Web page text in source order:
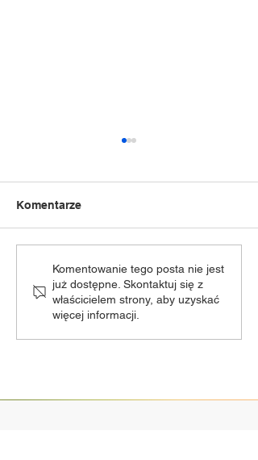
XXXVI Ogólnopolski
Festiwal Teatrów
Dziecięcych i
Młodzieżowych HECA
2026
Komentarze
Komentowanie tego posta nie jest
już dostępne. Skontaktuj się z
właścicielem strony, aby uzyskać
więcej informacji.